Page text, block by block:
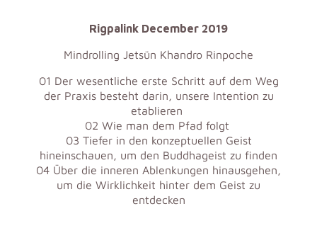
Rigpalink December 2019
Mindrolling Jetsün Khandro Rinpoche
01 Der wesentliche erste Schritt auf dem Weg
der Praxis besteht darin, unsere Intention zu
etablieren
02 Wie man dem Pfad folgt
03 Tiefer in den konzeptuellen Geist
hineinschauen, um den Buddhageist zu finden
04 Über die inneren Ablenkungen hinausgehen,
um die Wirklichkeit hinter dem Geist zu
entdecken